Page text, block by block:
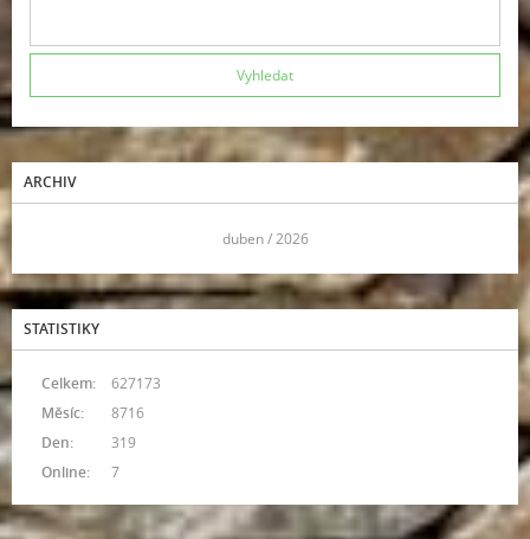
ARCHIV
duben / 2026
STATISTIKY
Online: 7
Celkem:
627173
Měsíc:
8716
Den:
319